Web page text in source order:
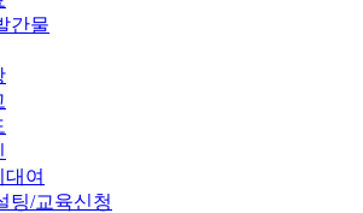
간물
대여
팅/교육신청